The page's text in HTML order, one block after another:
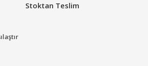
Stoktan Teslim